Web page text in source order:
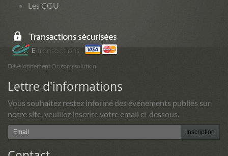
Les CGU
Développement Origami solution
Lettre d'informations
Vous souhaitez restez informé des événements publiés sur
notre site, veuillez inscrire votre email ci-dessous.
Inscription